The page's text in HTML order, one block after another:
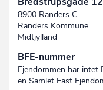
8900 Randers C
Randers Kommune
Midtjylland
BFE-nummer
Ejendommen har intet
en Samlet Fast